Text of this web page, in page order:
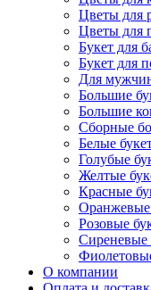
Цветы для
Цветы для
Букет для
Букет для
Для
Большие
Большие
Сборные
Белые
Голубые
Желтые
Красные
Оранжевые
Розовые
Сиреневые
О компании